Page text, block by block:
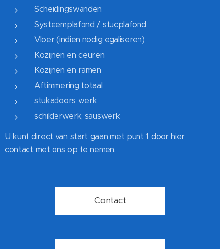
Scheidingswanden
Systeemplafond / stucplafond
Vloer (indien nodig egaliseren)
Kozijnen en deuren
Kozijnen en ramen
Aftimmering totaal
stukadoors werk
schilderwerk, sauswerk
U kunt direct van start gaan met punt 1 door hier
contact met ons op te nemen.
Contact